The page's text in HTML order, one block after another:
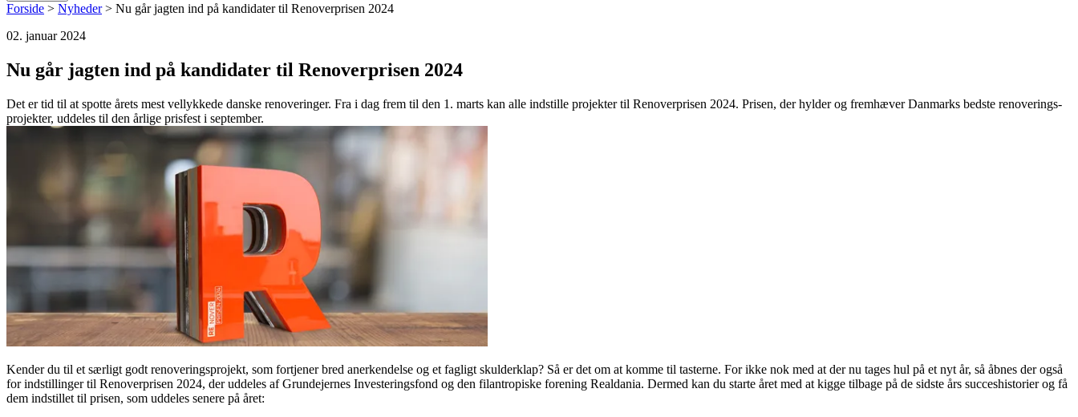
Forside > Nyheder > Nu går jagten ind på kandidater til Renoverprisen 2024
02. januar 2024
Nu går jagten ind på kandidater til Renoverprisen 2024
Det er tid til at spotte årets mest vellykkede danske renoveringer. Fra i dag frem til den 1. marts kan alle indstille projekter til Renoverprisen 2024. Prisen, der hylder og fremhæver Danmarks bedste renoverings-
projekter, uddeles til den årlige prisfest i september.
Kender du til et særligt godt renoveringsprojekt, som fortjener bred anerkendelse og et fagligt skulderklap? Så er det om at komme til tasterne. For ikke nok med at der nu tages hul på et nyt år, så åbnes der også
for indstillinger til Renoverprisen 2024, der uddeles af Grundejernes Investeringsfond og den filantropiske forening Realdania. Dermed kan du starte året med at kigge tilbage på de sidste års succeshistorier og få
dem indstillet til prisen, som uddeles senere på året: